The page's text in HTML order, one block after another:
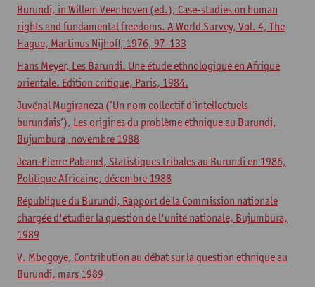
Burundi, in Willem Veenhoven (ed.), Case-studies on human
rights and fundamental freedoms. A World Survey, Vol. 4, The
Hague, Martinus Nijhoff, 1976, 97-133
Hans Meyer, Les Barundi. Une étude ethnologique en Afrique
orientale. Edition critique, Paris, 1984.
Juvénal Mugiraneza (‘Un nom collectif d’intellectuels
burundais’), Les origines du problème ethnique au Burundi,
Bujumbura, novembre 1988
Jean-Pierre Pabanel, Statistiques tribales au Burundi en 1986,
Politique Africaine, décembre 1988
République du Burundi, Rapport de la Commission nationale
chargée d'étudier la question de l'unité nationale, Bujumbura,
1989
V. Mbogoye, Contribution au débat sur la question ethnique au
Burundi, mars 1989